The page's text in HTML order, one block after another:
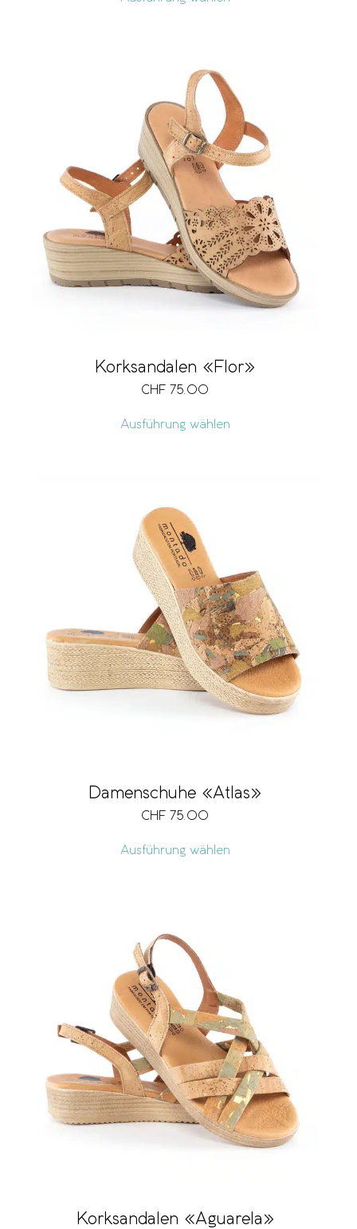
Korksandalen «Flor»
CHF 75.00
Ausführung wählen
Damenschuhe «Atlas»
CHF 75.00
Ausführung wählen
Korksandalen «Aguarela»